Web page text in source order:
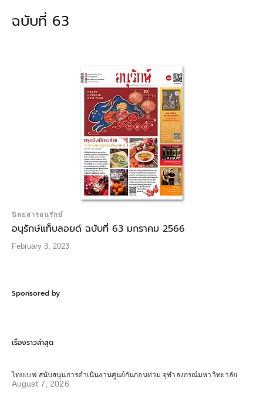
ฉบับที่ 63
นิตยสารอนุรักษ์
อนุรักษ์แท็บลอยด์ ฉบับที่ 63 มกราคม 2566
February 3, 2023
Sponsored by
เรื่องราวล่าสุด
ไทยเบฟ สนับสนุนการดำเนินงานศูนย์กันก่อนท่วม จุฬาลงกรณ์มหาวิทยาลัย
August 7, 2026